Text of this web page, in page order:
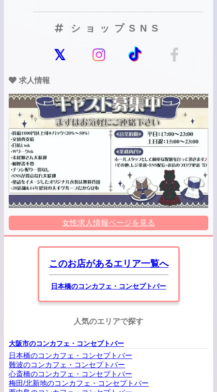
ショップSNS
求人情報
女性求人情報ページを見る
このお店があるエリア一覧へ
日本橋のコンカフェ・コンセプトバー
人気のエリアで探す
大阪市のコンカフェ・コンセプトバー
日本橋のコンカフェ・コンセプトバー
難波のコンカフェ・コンセプトバー
心斎橋のコンカフェ・コンセプトバー
梅田/北新地のコンカフェ・コンセプトバー